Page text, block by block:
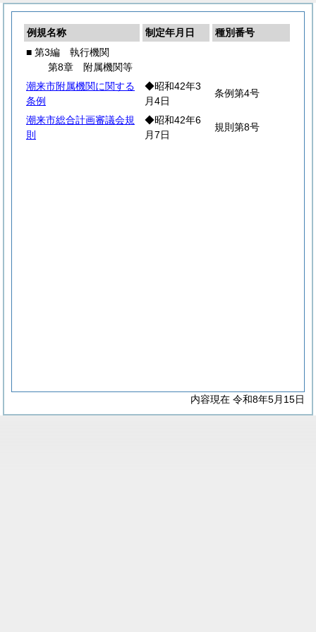
例規名称 制定年月日
種別番号
■ 第3編 執行機関
第8章 附属機関等
潮来市附属機関に関する
条例
◆昭和42年3
月4日
条例第4号
潮来市総合計画審議会規
則
◆昭和42年6
月7日
規則第8号
内容現在 令和8年5月15日